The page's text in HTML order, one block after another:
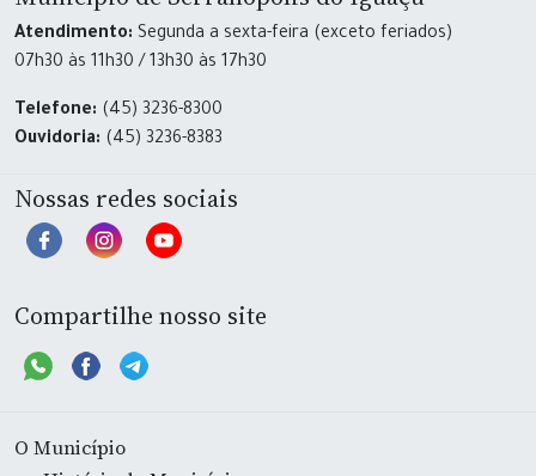
Atendimento: Segunda a sexta-feira (exceto feriados)
07h30 às 11h30 / 13h30 às 17h30
Telefone: (45) 3236-8300
Ouvidoria: (45) 3236-8383
Nossas redes sociais
Compartilhe nosso site
O Município